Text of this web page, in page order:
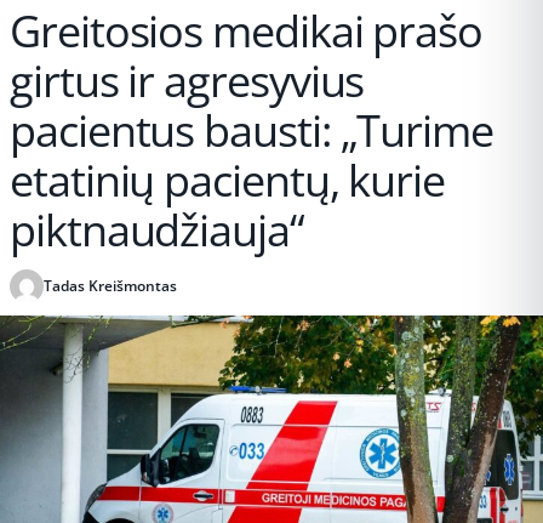
Greitosios medikai prašo
girtus ir agresyvius
pacientus bausti: „Turime
etatinių pacientų, kurie
piktnaudžiauja“
Tadas Kreišmontas